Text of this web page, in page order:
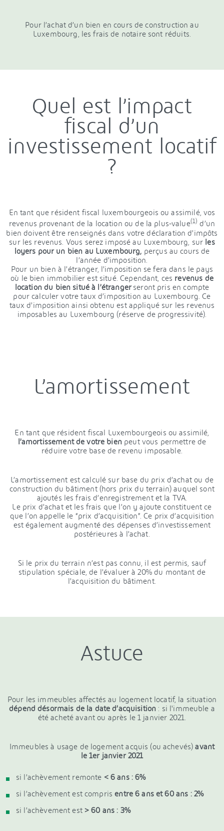
Pour l’achat d’un bien en cours de construction au
Luxembourg, les frais de notaire sont réduits.
Quel est l’impact
fiscal d’un
investissement locatif
?
En tant que résident fiscal luxembourgeois ou assimilé, vos
revenus provenant de la location ou de la plus-value(1) d’un
bien doivent être renseignés dans votre déclaration d’impôts
sur les revenus. Vous serez imposé au Luxembourg, sur les
loyers pour un bien au Luxembourg, perçus au cours de
l’année d’imposition.
Pour un bien à l’étranger, l’imposition se fera dans le pays
où le bien immobilier est situé. Cependant, ces revenus de
location du bien situé à l’étranger seront pris en compte
pour calculer votre taux d’imposition au Luxembourg. Ce
taux d’imposition ainsi obtenu est appliqué sur les revenus
imposables au Luxembourg (réserve de progressivité).
L’amortissement
En tant que résident fiscal Luxembourgeois ou assimilé,
l’amortissement de votre bien peut vous permettre de
réduire votre base de revenu imposable.
L’amortissement est calculé sur base du prix d’achat ou de
construction du bâtiment (hors prix du terrain) auquel sont
ajoutés les frais d’enregistrement et la TVA.
Le prix d’achat et les frais que l’on y ajoute constituent ce
que l’on appelle le “prix d’acquisition”. Ce prix d’acquisition
est également augmenté des dépenses d’investissement
postérieures à l’achat.
Si le prix du terrain n’est pas connu, il est permis, sauf
stipulation spéciale, de l’évaluer à 20% du montant de
l’acquisition du bâtiment.
Astuce
Pour les immeubles affectés au logement locatif, la situation
dépend désormais de la date d’acquisition : si l'immeuble a
été acheté avant ou après le 1 janvier 2021.
Immeubles à usage de logement acquis (ou achevés)avant
le 1er janvier 2021
si l’achèvement remonte < 6 ans : 6%
si l’achèvement est compris entre 6 ans et 60 ans : 2%
si l’achèvement est > 60 ans : 3%